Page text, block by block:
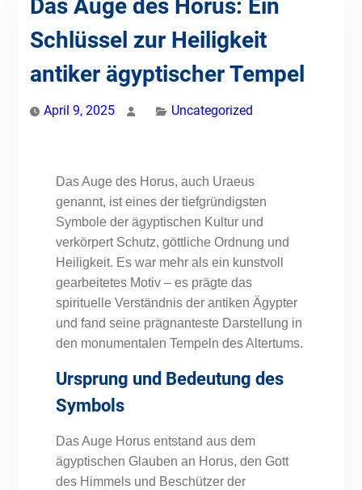
Das Auge des Horus: Ein
Schlüssel zur Heiligkeit
antiker ägyptischer Tempel
April 9, 2025 Uncategorized
Das Auge des Horus, auch Uraeus
genannt, ist eines der tiefgründigsten
Symbole der ägyptischen Kultur und
verkörpert Schutz, göttliche Ordnung und
Heiligkeit. Es war mehr als ein kunstvoll
gearbeitetes Motiv – es prägte das
spirituelle Verständnis der antiken Ägypter
und fand seine prägnanteste Darstellung in
den monumentalen Tempeln des Altertums.
Ursprung und Bedeutung des
Symbols
Das Auge Horus entstand aus dem
ägyptischen Glauben an Horus, den Gott
des Himmels und Beschützer der